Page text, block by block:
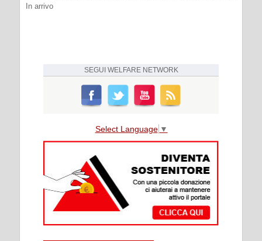
In arrivo
SEGUI WELFARE NETWORK
Select Language ▼